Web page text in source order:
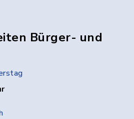
Bürger- und